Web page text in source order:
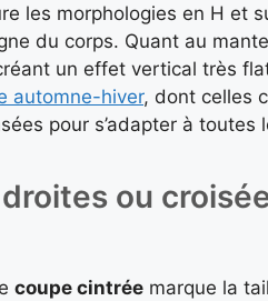
les morphologies en H et
du corps. Quant au
un effet vertical très
automne-hiver, dont celles
pour s’adapter à toutes
ou
coupe cintrée marque la